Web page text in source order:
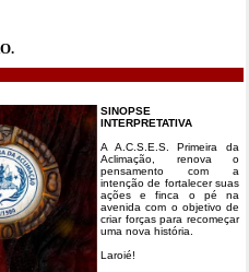
SINOPSE
INTERPRETATIVA
A A.C.S.E.S. Primeira da
Aclimação, renova o
pensamento com a
intenção de fortalecer suas
ações e finca o pé na
avenida com o objetivo de
criar forças para recomeçar
uma nova história.
Laroié!